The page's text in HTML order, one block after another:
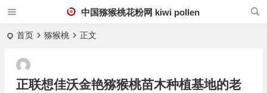
中国猕猴桃花粉网 kiwi pollen
首页 猕猴桃 正文
正联想佳沃金艳猕猴桃苗木种植基地的老